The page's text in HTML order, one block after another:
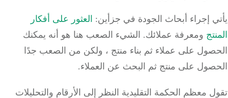
إجراء أبحاث الجودة في جزأين:العثور على أفكار
ومعرفة عملائك.الشيء الصعب هنا هو أنه يمكنك
على عملاء ثم بناء منتج ، ولكن من الصعب جدًا
على منتج ثم البحث عن العملاء.
معظم الحكمة التقليدية النظر إلى الأرقام والتحليلات